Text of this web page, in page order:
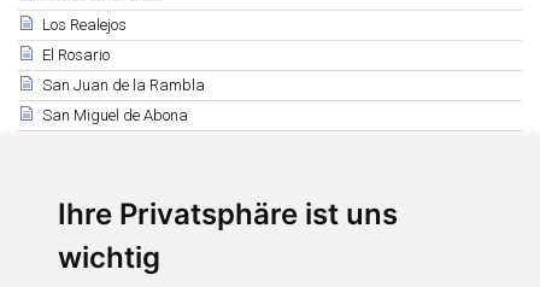
Ihre Privatsphäre ist uns
wichtig
Los Realejos
El Rosario
San Juan de la Rambla
San Miguel de Abona
Santiago del Teide
Los Silos